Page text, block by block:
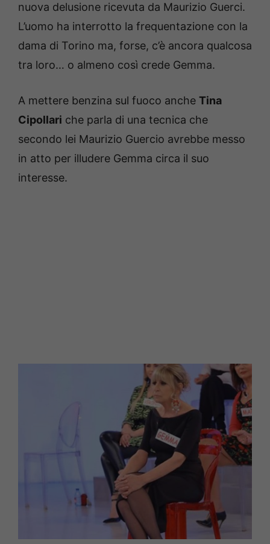
nuova delusione ricevuta da Maurizio Guerci.
L’uomo ha interrotto la frequentazione con la
dama di Torino ma, forse, c’è ancora qualcosa
tra loro… o almeno così crede Gemma.
A mettere benzina sul fuoco anche Tina
Cipollari che parla di una tecnica che
secondo lei Maurizio Guercio avrebbe messo
in atto per illudere Gemma circa il suo
interesse.